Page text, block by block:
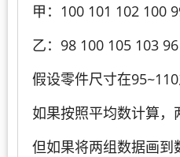
甲：100 101 102 100
乙：98 100 105 103 96
假设零件尺寸在
如果按照平均数计算
但如果将两组数据画到